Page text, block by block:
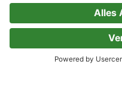
Informationen nach Data
Verträge hier kündigen